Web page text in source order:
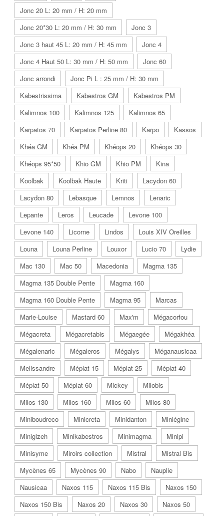
Jonc 20 L: 20 mm / H: 20 mm
Jonc 20*30 L: 20 mm / H: 30 mm
Jonc 3
Jonc 3 haut 45 L: 20 mm / H: 45 mm
Jonc 4
Jonc 4 Haut 50 L: 30 mm / H: 50 mm
Jonc 60
Jonc arrondi
Jonc Pi L : 25 mm / H: 30 mm
Kabestrissima
Kabestros GM
Kabestros PM
Kalimnos 100
Kalimnos 125
Kalimnos 65
Karpatos 70
Karpatos Perline 80 Karpo
Kassos
Khéa GM
Khéa PM Khéops 20
Khéops 30
Khéops 95*50
Khio GM Khio PM
Kina
Koolbak
Koolbak Haute Kriti
Lacydon 60
Lacydon 80
Lebasque Lemnos
Lenaric
Lepante
Leros Leucade
Levone 100
Levone 140
Licorne Lindos
Louis XIV Oreilles
Louna
Louna Perline Louxor Lucio 70
Lydie
Mac 130
Mac 50 Macedonia
Magma 135
Magma 135 Double Pente
Magma 160
Magma 160 Double Pente
Magma 95
Marcas
Marie-Louise
Mastard 60 Max'm
Mégacorfou
Mégacreta
Mégacretabis Mégaegée
Mégakhéa
Mégalenaric
Mégaleros Mégalys
Méganausicaa
Melissandre
Méplat 15 Méplat 25
Méplat 40
Méplat 50
Méplat 60 Mickey
Milobis
Milos 130
Milos 160 Milos 60
Milos 80
Miniboudreco
Minicreta Minidanton
Miniégine
Minigizeh
Minikabestros Minimagma
Minipi
Minisyme
Miroirs collection Mistral
Mistral Bis
Mycènes 65
Mycènes 90 Nabo
Nauplie
Nausicaa
Naxos 115 Naxos 115 Bis
Naxos 150
Naxos 150 Bis
Naxos 20 Naxos 30
Naxos 50